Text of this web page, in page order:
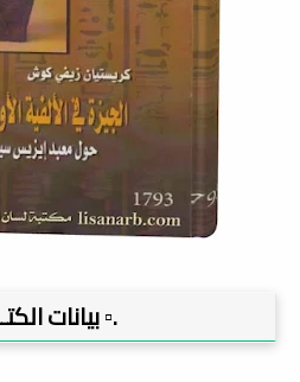
.▫️ بيانات